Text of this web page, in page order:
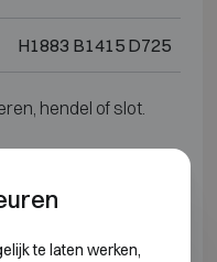
H1883 B1415 D725
hendel of slot.
te laten werken,